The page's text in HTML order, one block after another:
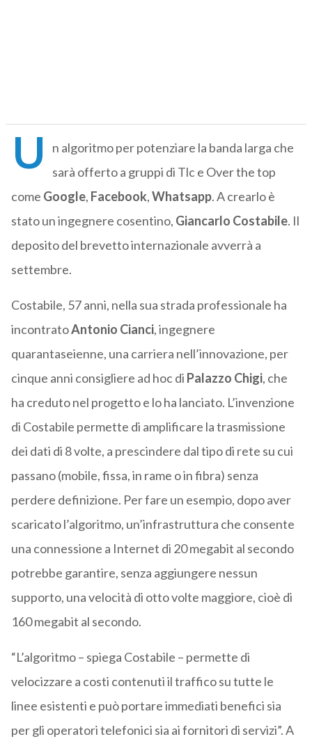
U
n algoritmo per potenziare la banda larga che
sarà offerto a gruppi di Tlc e Over the top
come Google, Facebook,Whatsapp. A crearlo è
stato un ingegnere cosentino, Giancarlo Costabile. Il
deposito del brevetto internazionale avverrà a
settembre.
Costabile, 57 anni, nella sua strada professionale ha
incontratoAntonio Cianci, ingegnere
quarantaseienne, una carriera nell’innovazione, per
cinque anni consigliere ad hoc di Palazzo Chigi, che
ha creduto nel progetto e lo ha lanciato. L’invenzione
di Costabile permette di amplificare la trasmissione
dei dati di 8 volte, a prescindere dal tipo di rete su cui
passano (mobile, fissa, in rame o in fibra) senza
perdere definizione. Per fare un esempio, dopo aver
scaricato l’algoritmo, un’infrastruttura che consente
una connessione a Internet di 20 megabit al secondo
potrebbe garantire, senza aggiungere nessun
supporto, una velocità di otto volte maggiore, cioè di
160 megabit al secondo.
“L’algoritmo – spiega Costabile – permette di
velocizzare a costi contenuti il traffico su tutte le
linee esistenti e può portare immediati benefici sia
per gli operatori telefonici sia ai fornitori di servizi”. A